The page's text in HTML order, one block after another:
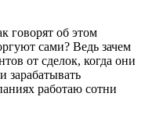
говорят об этом
сами? Ведь зачем
от сделок, когда они
зарабатывать
работаю сотни